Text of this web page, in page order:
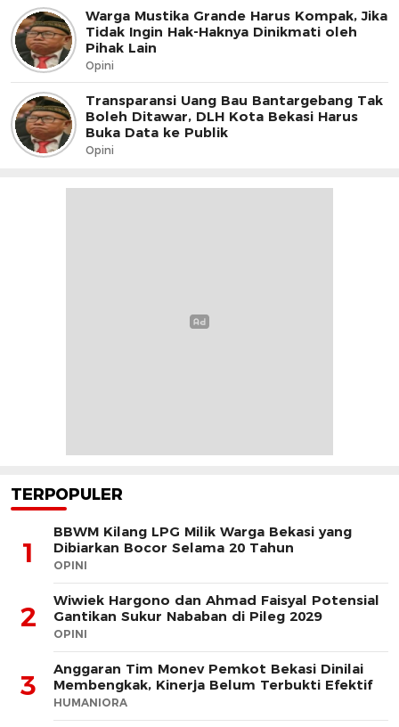
Warga Mustika Grande Harus Kompak, Jika
Tidak Ingin Hak-Haknya Dinikmati oleh
Pihak Lain
Opini
Transparansi Uang Bau Bantargebang Tak
Boleh Ditawar, DLH Kota Bekasi Harus
Buka Data ke Publik
Opini
TERPOPULER
1
BBWM Kilang LPG Milik Warga Bekasi yang
Dibiarkan Bocor Selama 20 Tahun
OPINI
2
Wiwiek Hargono dan Ahmad Faisyal Potensial
Gantikan Sukur Nababan di Pileg 2029
OPINI
3
Anggaran Tim Monev Pemkot Bekasi Dinilai
Membengkak, Kinerja Belum Terbukti Efektif
HUMANIORA